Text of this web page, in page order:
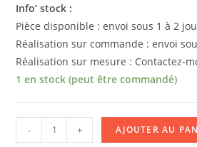
Info’ stock :
Pièce disponible : envoi sous 1 à 2
Réalisation sur commande : envoi
Réalisation sur mesure : Contactez-
1 en stock (peut être commandé)
-
quantité
de
+ AJOUTER AU